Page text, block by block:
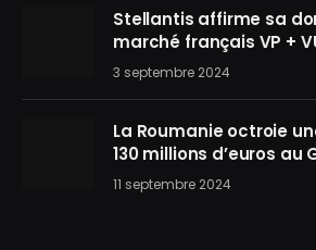
Stellantis affirme sa
marché français VP +
3 septembre 2024
La Roumanie octroie
130 millions d’euros au
11 septembre 2024